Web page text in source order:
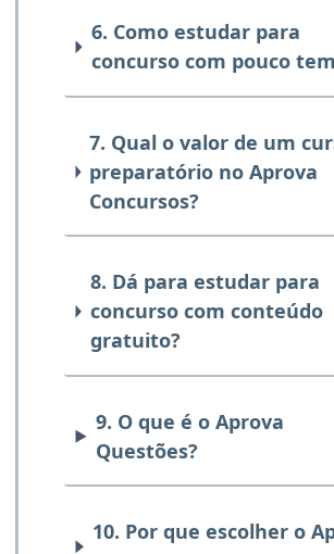
6. Como estudar para
concurso com pouco
7. Qual o valor de um
preparatório no Aprova
Concursos?
8. Dá para estudar para
concurso com conteúdo
gratuito?
9. O que é o Aprova
Questões?
10. Por que escolher o